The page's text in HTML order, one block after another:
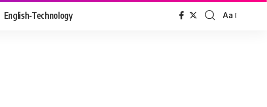
English-Technology
Font
Aa